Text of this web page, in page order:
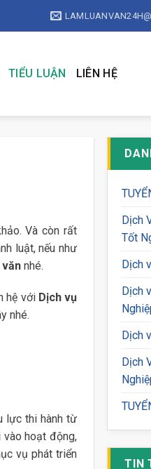
TIỂU LUẬN LIÊN HỆ
Và còn rất
luật, nếu như
nhé.
hệ vớiDịch vụ
nhé.
lực thi hành từ
vào hoạt động,
vụ phát triển
Dịch
Tốt
Dịch
Dịch
Dịch
Dịch
TIN